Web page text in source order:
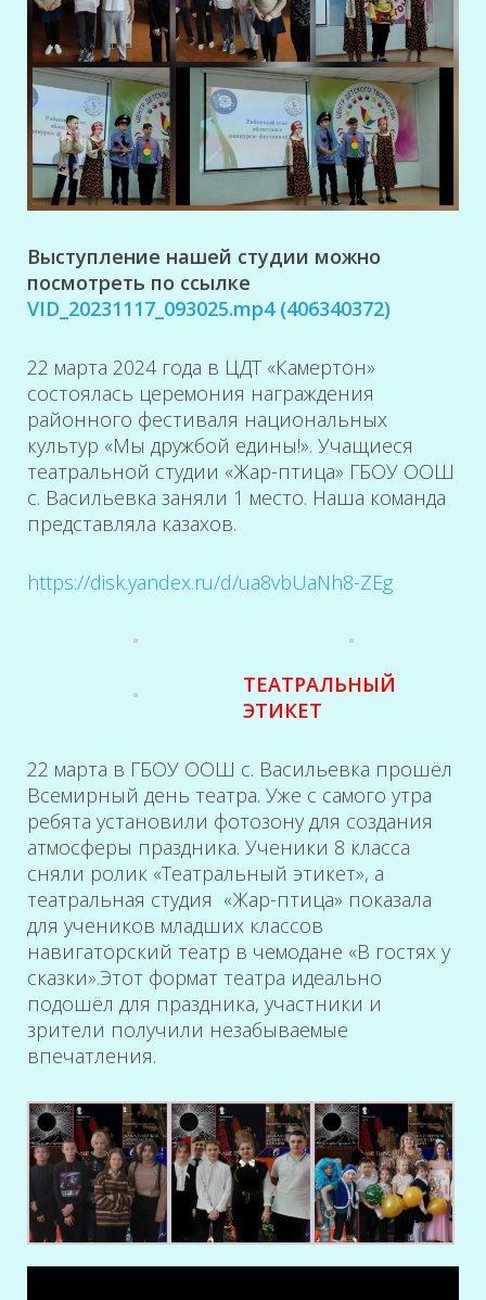
Выступление нашей студии можно
посмотреть по ссылке
VID_20231117_093025.mp4 (406340372)
22 марта 2024 года в ЦДТ «Камертон»
состоялась церемония награждения
районного фестиваля национальных
культур «Мы дружбой едины!». Учащиеся
театральной студии «Жар-птица» ГБОУ ООШ
с. Васильевка заняли 1 место. Наша команда
представляла казахов.
https://disk.yandex.ru/d/ua8vbUaNh8-ZEg
ТЕАТРАЛЬНЫЙ
ЭТИКЕТ
22 марта в ГБОУ ООШ с. Васильевка прошёл
Всемирный день театра. Уже с самого утра
ребята установили фотозону для создания
атмосферы праздника. Ученики 8 класса
сняли ролик «Театральный этикет», а
театральная студия «Жар-птица» показала
для учеников младших классов
навигаторский театр в чемодане «В гостях у
сказки».Этот формат театра идеально
подошёл для праздника, участники и
зрители получили незабываемые
впечатления.